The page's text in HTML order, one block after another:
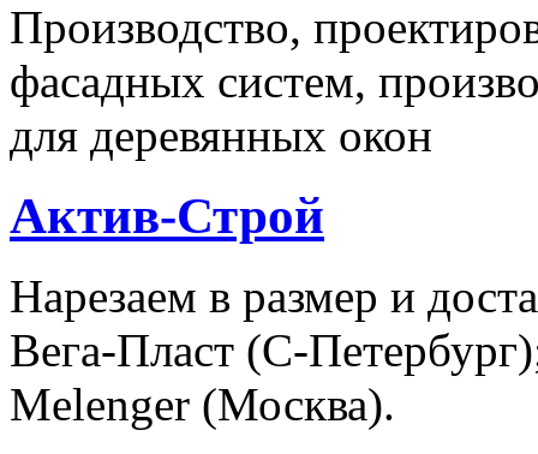
Производство,
фасадных систем,
для деревянных окон
Актив-Строй
Нарезаем в размер и
Вега-Пласт (С-
Melenger (Москва).